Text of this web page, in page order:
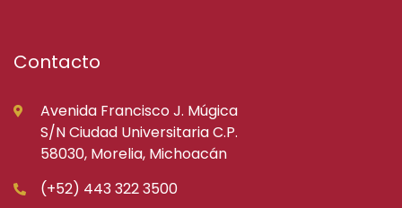
Contacto
Avenida Francisco J. Múgica
S/N Ciudad Universitaria C.P.
58030, Morelia, Michoacán
(+52) 443 322 3500